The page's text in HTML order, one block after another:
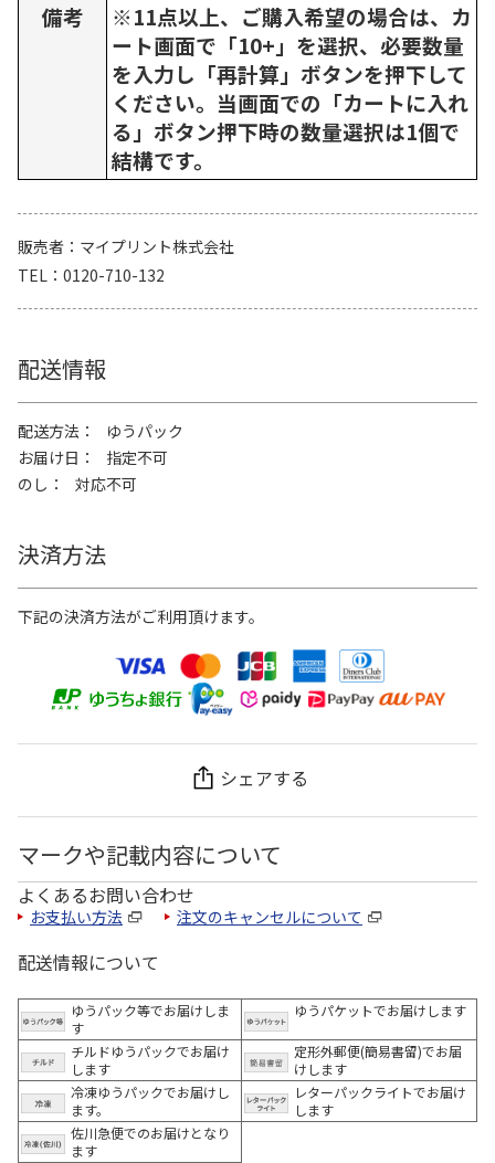
備考
※11点以上、ご購入希望の場合は、カ
ート画面で「10+」を選択、必要数量
を入力し「再計算」ボタンを押下して
ください。当画面での「カートに入れ
る」ボタン押下時の数量選択は1個で
結構です。
販売者
マイプリント株式会社
TEL
0120-710-132
配送情報
配送方法
ゆうパック
お届け日
指定不可
のし
対応不可
決済方法
下記の決済方法がご利用頂けます。
シェアする
マークや記載内容について
よくあるお問い合わせ
お支払い方法 注文のキャンセルについて
配送情報について
ゆうパック等でお届けしま
す
ゆうパケットでお届けします
チルドゆうパックでお届け
します
定形外郵便(簡易書留)でお届
けします
冷凍ゆうパックでお届けし
ます。
レターパックライトでお届け
します
佐川急便でのお届けとなり
ます